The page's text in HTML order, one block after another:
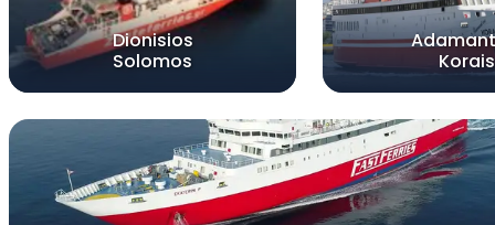
Dionisios
Solomos
Korais